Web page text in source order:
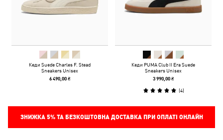
Кеди Suede Charles F. Stead
Sneakers Unisex
6 490,00 ₴
Кеди PUMA Club II Era Suede
Sneakers Unisex
3 990,00 ₴
(4)
ЗНИЖКА 5%ТА БЕЗКОШТОВНА ДОСТАВКА ПРИ ОПЛАТІ ОНЛАЙН